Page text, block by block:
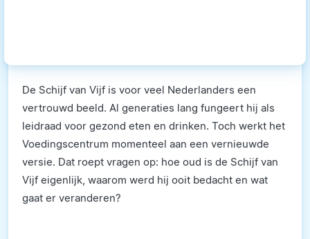
De Schijf van Vijf is voor veel Nederlanders een
vertrouwd beeld. Al generaties lang fungeert hij als
leidraad voor gezond eten en drinken. Toch werkt het
Voedingscentrum momenteel aan een vernieuwde
versie. Dat roept vragen op: hoe oud is de Schijf van
Vijf eigenlijk, waarom werd hij ooit bedacht en wat
gaat er veranderen?